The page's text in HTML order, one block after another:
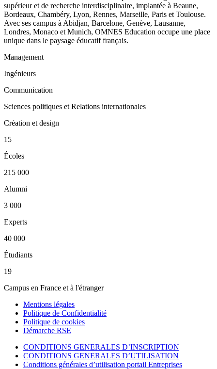
supérieur et de recherche interdisciplinaire, implantée à Beaune,
Bordeaux, Chambéry, Lyon, Rennes, Marseille, Paris et Toulouse.
Avec ses campus à Abidjan, Barcelone, Genève, Lausanne,
Londres, Monaco et Munich, OMNES Education occupe une place
unique dans le paysage éducatif français.
Management
Ingénieurs
Communication
Sciences politiques et Relations internationales
Création et design
15
Écoles
215 000
Alumni
3 000
Experts
40 000
Étudiants
19
Campus en France et à l'étranger
Mentions légales
Politique de Confidentialité
Politique de cookies
Démarche RSE
CONDITIONS GENERALES D’INSCRIPTION
CONDITIONS GENERALES D’UTILISATION
Conditions générales d’utilisation portail Entreprises